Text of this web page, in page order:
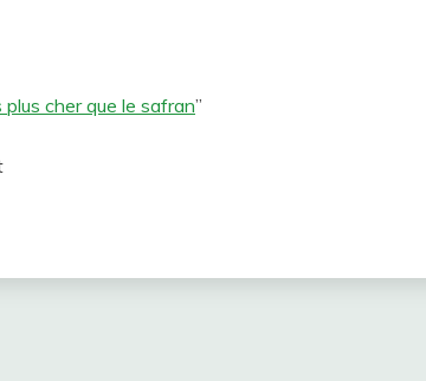
cher que le safran”